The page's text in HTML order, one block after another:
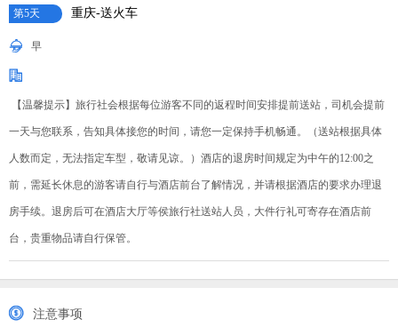
第5天 重庆-送火车
早
【温馨提示】旅行社会根据每位游客不同的返程时间安排提前送站，司机会提前
一天与您联系，告知具体接您的时间，请您一定保持手机畅通。（送站根据具体
人数而定，无法指定车型，敬请见谅。）酒店的退房时间规定为中午的12:00之
前，需延长休息的游客请自行与酒店前台了解情况，并请根据酒店的要求办理退
房手续。退房后可在酒店大厅等侯旅行社送站人员，大件行礼可寄存在酒店前
台，贵重物品请自行保管。
注意事项